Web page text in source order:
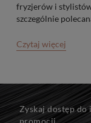
fryzjerów i
szczególnie
pasemka pozostaną
Czytaj więcej
Zyskaj dostęp
promocji